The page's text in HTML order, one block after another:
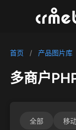
首页 / 产品图片库
多商户
全部 移